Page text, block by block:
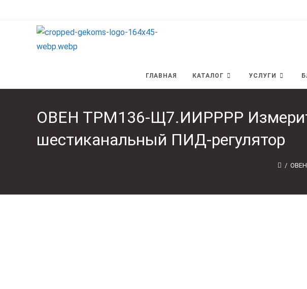
содержимому
ГЛАВНАЯ КАТАЛОГ УСЛУГИ
ОВЕН ТРМ136-Щ7.ИИРРРР
шестиканальный ПИД-регулятор
/ ОВЕН